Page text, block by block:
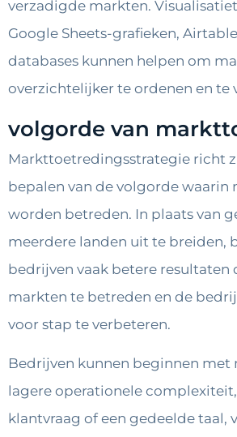
verzadigde markten.
Google Sheets-grafieken,
databases kunnen helpen om
overzichtelijker te ordenen en te
volgorde van
Markttoetredingsstrategie richt
bepalen van de volgorde waarin
worden betreden. In plaats van
meerdere landen uit te breiden,
bedrijven vaak betere
markten te betreden en de
voor stap te verbeteren.
Bedrijven kunnen beginnen met
lagere operationele
klantvraag of een gedeelde taal,